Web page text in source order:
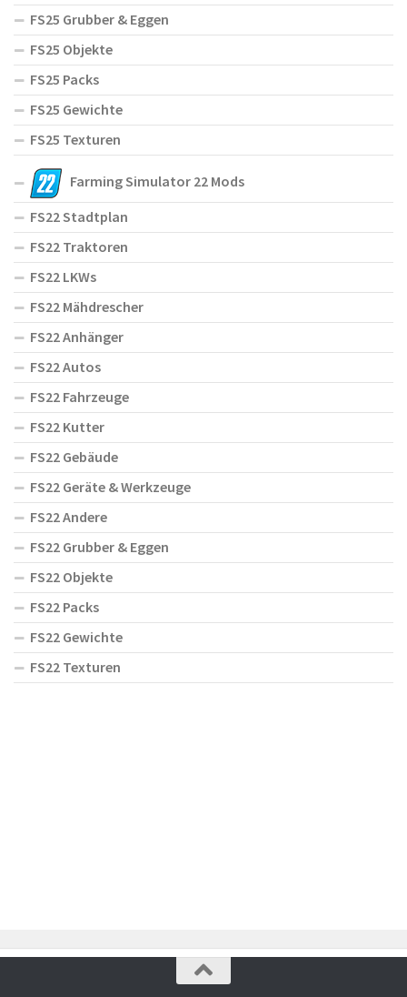
FS25 Grubber & Eggen
FS25 Objekte
FS25 Packs
FS25 Gewichte
FS25 Texturen
Farming Simulator 22 Mods
FS22 Stadtplan
FS22 Traktoren
FS22 LKWs
FS22 Mähdrescher
FS22 Anhänger
FS22 Autos
FS22 Fahrzeuge
FS22 Kutter
FS22 Gebäude
FS22 Geräte & Werkzeuge
FS22 Andere
FS22 Grubber & Eggen
FS22 Objekte
FS22 Packs
FS22 Gewichte
FS22 Texturen